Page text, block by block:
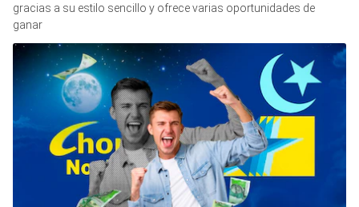
gracias a su estilo sencillo y ofrece varias oportunidades de
ganar